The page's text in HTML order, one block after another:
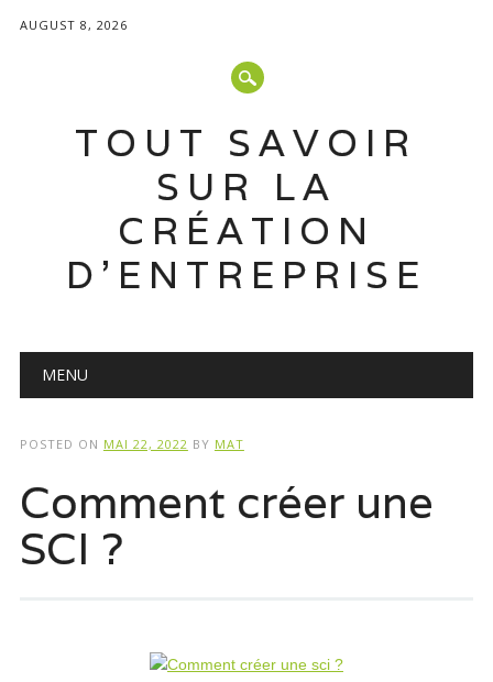
AUGUST 8, 2026
TOUT SAVOIR
SUR LA
CRÉATION
D'ENTREPRISE
Main menu
MENU
POSTED ON MAI 22, 2022 BY MAT
Comment créer une
SCI ?